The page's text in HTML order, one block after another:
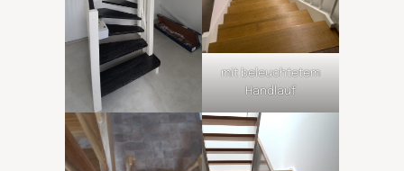
mit beleuchtetem
Handlauf